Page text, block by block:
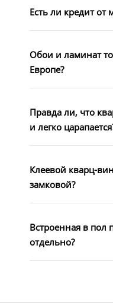
Есть ли кредит от
Обои и ламинат
Европе?
Правда ли, что
и легко
Клеевой кварц-
замковой?
Встроенная в пол
отдельно?